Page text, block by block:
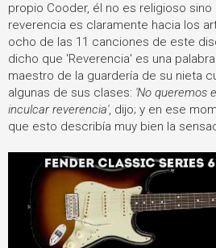
propio Cooder, él no es religioso sino
reverencia es claramente hacia los
ocho de las 11 canciones de este
dicho que 'Reverencia' es una
maestro de la guardería de su nieta
algunas de sus clases: 'No queremos
inculcar reverencia', dijo; y en ese
que esto describía muy bien la